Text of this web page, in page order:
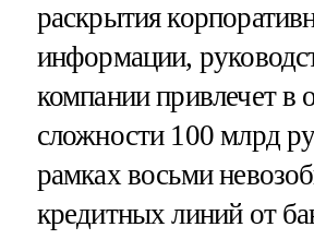
раскрытия
информации,
компании привлечет в
сложности 100 млрд
рамках восьми
кредитных линий от